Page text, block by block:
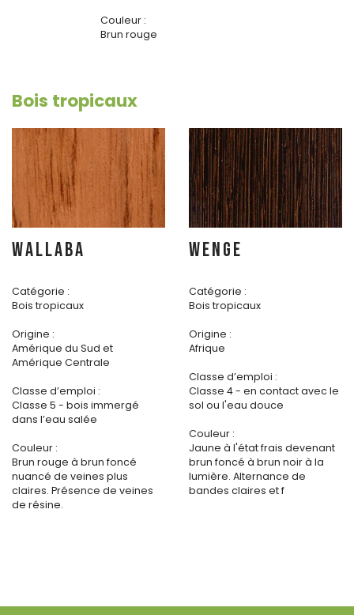
Couleur :
Brun rouge
Bois tropicaux
WALLABA
Catégorie :
Bois tropicaux
Origine :
Amérique du Sud et
Amérique Centrale
Classe d’emploi :
Classe 5 - bois immergé
dans l’eau salée
Couleur :
Brun rouge à brun foncé
nuancé de veines plus
claires. Présence de veines
de résine.
WENGE
Catégorie :
Bois tropicaux
Origine :
Afrique
Classe d’emploi :
Classe 4 - en contact avec le
sol ou l'eau douce
Couleur :
Jaune à l'état frais devenant
brun foncé à brun noir à la
lumière. Alternance de
bandes claires et f